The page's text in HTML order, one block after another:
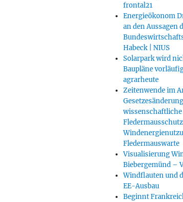
frontal21
Energieökonom
an den Aussagen
Habeck | NIUS
Solarpark wird
Baupläne
agrarheute
Zeitenwende im
wissenschaftliche
Fledermauswarte
Visualisierung
Biebergemünd –
Windflauten und
EE-Ausbau
Beginnt